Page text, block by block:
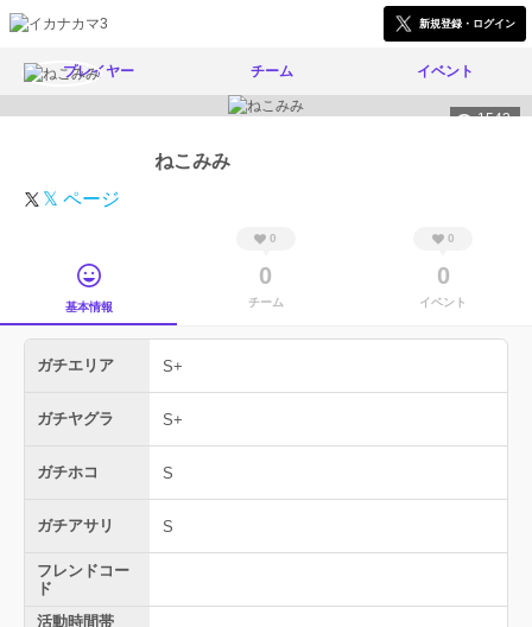
新規登録・ログイン
プレイヤー チーム イベント
1543
ねこみみ
𝕏 ページ
基本情報
0
0
チーム
0
0
イベント
ガチエリア S+
ガチヤグラ S+
ガチホコ S
ガチアサリ S
フレンドコー
ド
活動時間帯